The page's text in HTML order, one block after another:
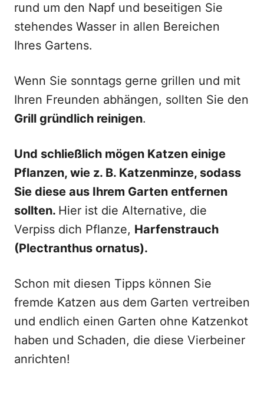
rund um den Napf und beseitigen Sie
stehendes Wasser in allen Bereichen
Ihres Gartens.
Wenn Sie sonntags gerne grillen und mit
Ihren Freunden abhängen, sollten Sie den
Grill gründlich reinigen.
Und schließlich mögen Katzen einige
Pflanzen, wie z. B. Katzenminze, sodass
Sie diese aus Ihrem Garten entfernen
sollten. Hier ist die Alternative, die
Verpiss dich Pflanze, Harfenstrauch
(Plectranthus ornatus).
Schon mit diesen Tipps können Sie
fremde Katzen aus dem Garten vertreiben
und endlich einen Garten ohne Katzenkot
haben und Schaden, die diese Vierbeiner
anrichten!